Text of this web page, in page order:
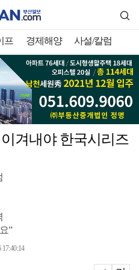
프 경제해양 사설/칼럼
겨내야 한국시리즈
”
17:40:14